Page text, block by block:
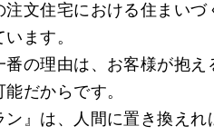
注文住宅における住まい
ます。
番の理由は、お客様が抱
能だからです。
ン』は、人間に置き換え